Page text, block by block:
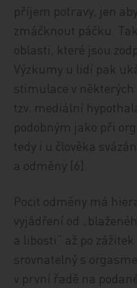
příjem potravy, jen
zmáčknout páčku.
oblasti, které jsou
Výzkumy u lidí pak
stimulace v
tzv. mediální
podobným jako při
tedy i u člověka
a odměny [6].
Pocit odměny má
vyjádření od
a libosti“ až po zážitek
srovnatelný s
v první řadě na